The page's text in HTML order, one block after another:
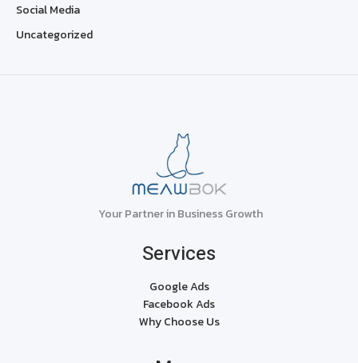
Social Media
Uncategorized
Your Partner in Business Growth
Services
Google Ads
Facebook Ads
Why Choose Us